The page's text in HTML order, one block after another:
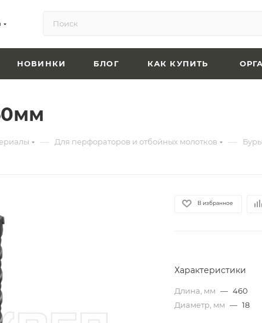
НОВИНКИ БЛОГ КАК КУПИТЬ
— Для перфораторов и отбойных молотков —
В избранное
Характеристики
Длина, мм — 460
Диаметр, мм — 18